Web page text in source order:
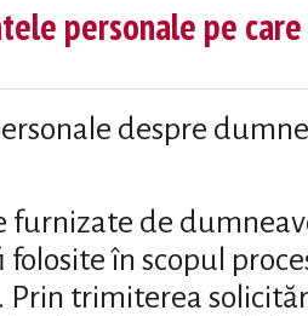
personale pe
despre
furnizate de
în scopul
Prin trimiterea